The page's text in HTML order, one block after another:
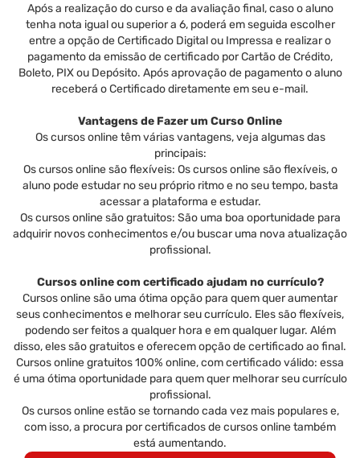
Após a realização do curso e da avaliação final, caso o aluno
tenha nota igual ou superior a 6, poderá em seguida escolher
entre a opção de Certificado Digital ou Impressa e realizar o
pagamento da emissão de certificado por Cartão de Crédito,
Boleto, PIX ou Depósito. Após aprovação de pagamento o aluno
receberá o Certificado diretamente em seu e-mail.
Vantagens de Fazer um Curso Online
Os cursos online têm várias vantagens, veja algumas das
principais:
Os cursos online são flexíveis: Os cursos online são flexíveis, o
aluno pode estudar no seu próprio ritmo e no seu tempo, basta
acessar a plataforma e estudar.
Os cursos online são gratuitos: São uma boa oportunidade para
adquirir novos conhecimentos e/ou buscar uma nova atualização
profissional.
Cursos online com certificado ajudam no currículo?
Cursos online são uma ótima opção para quem quer aumentar
seus conhecimentos e melhorar seu currículo. Eles são flexíveis,
podendo ser feitos a qualquer hora e em qualquer lugar. Além
disso, eles são gratuitos e oferecem opção de certificado ao final.
Cursos online gratuitos 100% online, com certificado válido: essa
é uma ótima oportunidade para quem quer melhorar seu currículo
profissional.
Os cursos online estão se tornando cada vez mais populares e,
com isso, a procura por certificados de cursos online também
está aumentando.